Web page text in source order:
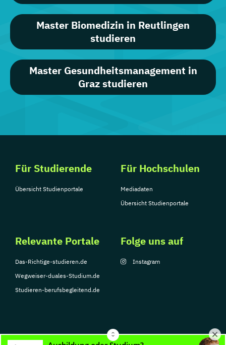
Master Biomedizin in Reutlingen
studieren
Master Gesundheitsmanagement in
Graz studieren
Für Studierende
Übersicht Studienportale
Für Hochschulen
Mediadaten
Übersicht Studienportale
Relevante Portale
Das-Richtige-studieren.de
Wegweiser-duales-Studium.de
Studieren-berufsbegleitend.de
Folge uns auf
Instagram